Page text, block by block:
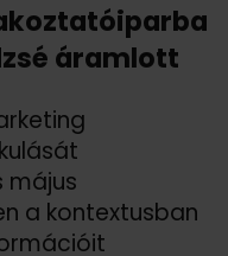
áramlott
május
a kontextusban